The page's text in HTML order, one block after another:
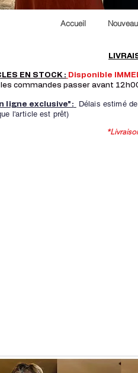
Accueil
EN STOCK : Disponible
les commandes passer avant
ligne exclusive": Délais estimé
l'article est prêt)